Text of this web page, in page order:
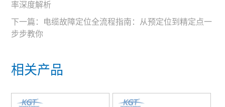
率深度解析
下一篇： 电缆故障定位全流程指南：从预定位到精定点一
步步教你
相关产品